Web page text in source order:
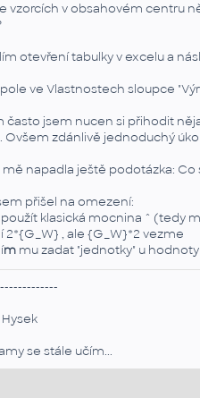
vzorcích v obsahovém centru
otevření tabulky v excelu a
ve Vlastnostech sloupce
často jsem nucen si přihodit
Ovšem zdánlivě jednoduchý
mě napadla ještě podotázka:
přišel na omezení:
klasická mocnina ^ (tedy
2*{G_W} , ale {G_W}*2 vezme
mmu zadat "jednotky" u
se stále učím...